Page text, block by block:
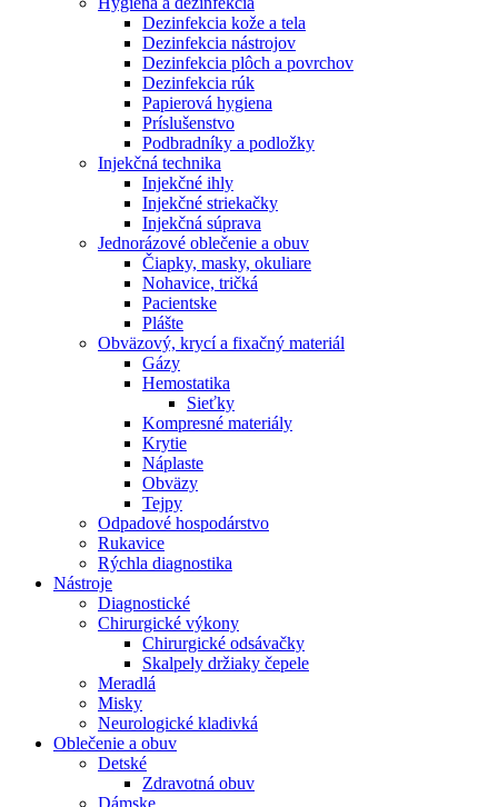
Dezinfekcia kože a tela
Dezinfekcia nástrojov
Dezinfekcia plôch a povrchov
Dezinfekcia rúk
Papierová hygiena
Príslušenstvo
Podbradníky a podložky
Injekčná technika
Injekčné ihly
Injekčné striekačky
Injekčná súprava
Jednorázové oblečenie a obuv
Čiapky, masky, okuliare
Nohavice, tričká
Pacientske
Plášte
Obväzový, krycí a fixačný materiál
Gázy
Hemostatika
Sieťky
Kompresné materiály
Krytie
Náplaste
Obväzy
Tejpy
Odpadové hospodárstvo
Rukavice
Rýchla diagnostika
Nástroje
Diagnostické
Chirurgické výkony
Chirurgické odsávačky
Skalpely držiaky čepele
Meradlá
Misky
Neurologické kladivká
Oblečenie a obuv
Detské
Zdravotná obuv